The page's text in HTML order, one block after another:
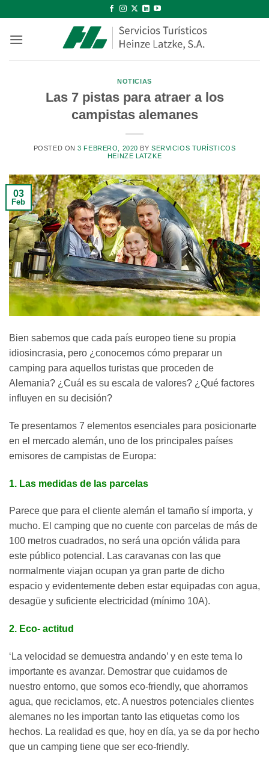
contenido
NOTICIAS
Las 7 pistas para atraer a los
campistas alemanes
POSTED ON3 FEBRERO, 2020 BYSERVICIOS TURÍSTICOS
HEINZE LATZKE
03
Feb
Bien sabemos que cada país europeo tiene su propia
idiosincrasia, pero ¿conocemos cómo preparar un
camping para aquellos turistas que proceden de
Alemania? ¿Cuál es su escala de valores? ¿Qué factores
influyen en su decisión?
Te presentamos 7 elementos esenciales para posicionarte
en el mercado alemán, uno de los principales países
emisores de campistas de Europa:
1. Las medidas de las parcelas
Parece que para el cliente alemán el tamaño sí importa, y
mucho. El camping que no cuente con parcelas de más de
100 metros cuadrados, no será una opción válida para
este público potencial. Las caravanas con las que
normalmente viajan ocupan ya gran parte de dicho
espacio y evidentemente deben estar equipadas con agua,
desagüe y suficiente electricidad (mínimo 10A).
2. Eco- actitud
‘La velocidad se demuestra andando’ y en este tema lo
importante es avanzar. Demostrar que cuidamos de
nuestro entorno, que somos eco-friendly, que ahorramos
agua, que reciclamos, etc. A nuestros potenciales clientes
alemanes no les importan tanto las etiquetas como los
hechos. La realidad es que, hoy en día, ya se da por hecho
que un camping tiene que ser eco-friendly.